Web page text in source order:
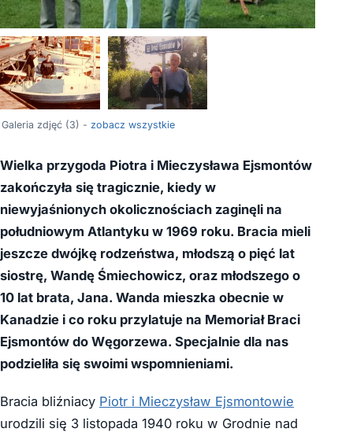
Galeria zdjęć (3) - zobacz wszystkie
Wielka przygoda Piotra i Mieczysława Ejsmontów
zakończyła się tragicznie, kiedy w
niewyjaśnionych okolicznościach zaginęli na
południowym Atlantyku w 1969 roku. Bracia mieli
jeszcze dwójkę rodzeństwa, młodszą o pięć lat
siostrę, Wandę Śmiechowicz, oraz młodszego o
10 lat brata, Jana. Wanda mieszka obecnie w
Kanadzie i co roku przylatuje na Memoriał Braci
Ejsmontów do Węgorzewa. Specjalnie dla nas
podzieliła się swoimi wspomnieniami.
Bracia bliźniacy Piotr i Mieczysław Ejsmontowie
urodzili się 3 listopada 1940 roku w Grodnie nad